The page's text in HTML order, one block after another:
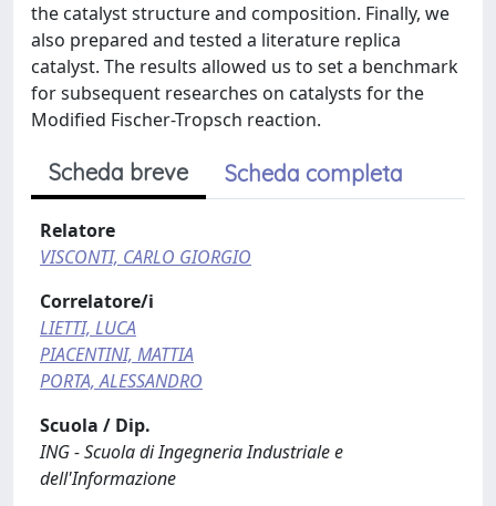
the catalyst structure and composition. Finally, we
also prepared and tested a literature replica
catalyst. The results allowed us to set a benchmark
for subsequent researches on catalysts for the
Modified Fischer-Tropsch reaction.
Scheda breve Scheda completa
Relatore
VISCONTI, CARLO GIORGIO
Correlatore/i
LIETTI, LUCA
PIACENTINI, MATTIA
PORTA, ALESSANDRO
Scuola / Dip.
ING - Scuola di Ingegneria Industriale e
dell'Informazione